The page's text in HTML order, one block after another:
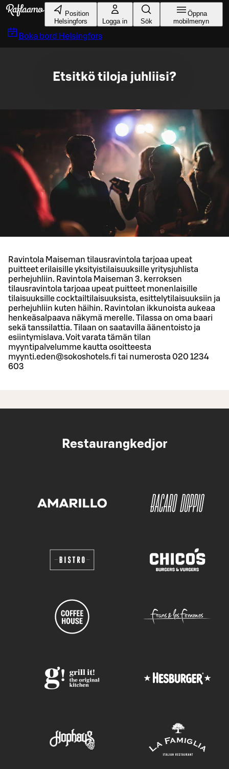
Gå till huvudinnehållet
Position
Helsingfors
Logga in Sök
Öppna
mobilmenyn
Boka bord Helsingfors
Etsitkö tiloja juhliisi?
Ravintola Maiseman tilausravintola tarjoaa upeat
puitteet erilaisille yksityistilaisuuksille yritysjuhlista
perhejuhliin. Ravintola Maiseman 3. kerroksen
tilausravintola tarjoaa upeat puitteet monenlaisille
tilaisuuksille cocktailtilaisuuksista, esittelytilaisuuksiin ja
perhejuhliin kuten häihin. Ravintolan ikkunoista aukeaa
henkeäsalpaava näkymä merelle. Tilassa on oma baari
sekä tanssilattia. Tilaan on saatavilla äänentoisto ja
esiintymislava. Voit varata tämän tilan
myyntipalvelumme kautta osoitteesta
myynti.eden@sokoshotels.fi tai numerosta 020 1234
603
Restaurangkedjor